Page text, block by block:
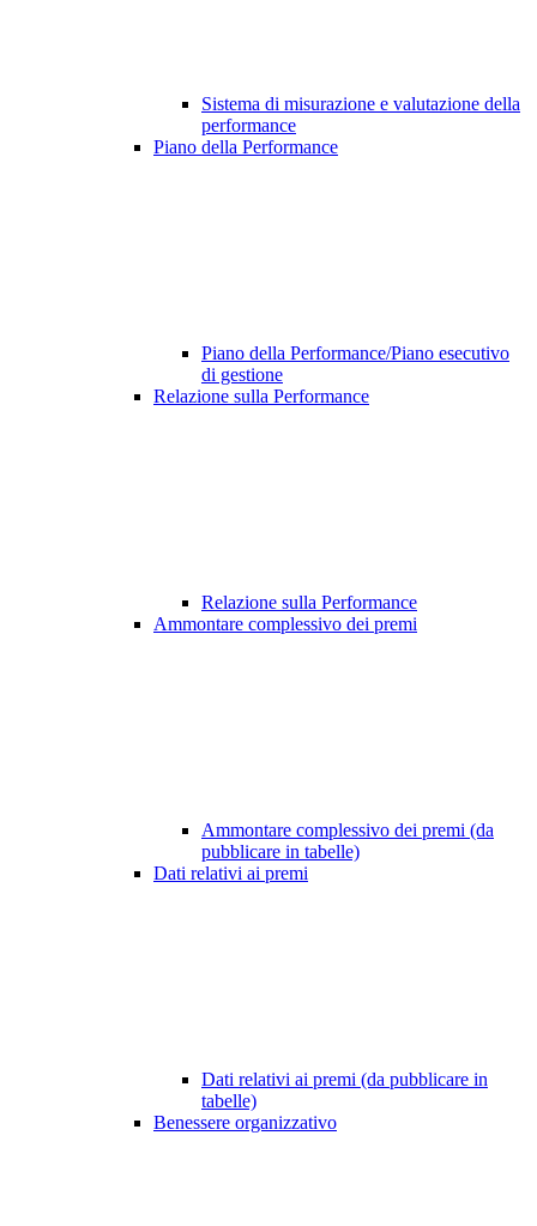
Sistema di misurazione e valutazione della
performance
Piano della Performance
Piano della Performance/Piano esecutivo
di gestione
Relazione sulla Performance
Relazione sulla Performance
Ammontare complessivo dei premi
Ammontare complessivo dei premi (da
pubblicare in tabelle)
Dati relativi ai premi
Dati relativi ai premi (da pubblicare in
tabelle)
Benessere organizzativo